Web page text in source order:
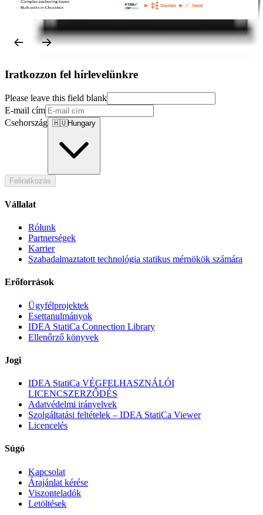
Iratkozzon fel hírlevelünkre
Please leave this field blank
E-mail cím
Csehország 🇭🇺Hungary
Feliratkozás
Vállalat
Rólunk
Partnerségek
Karrier
Szabadalmaztatott technológia statikus mérnökök számára
Erőforrások
Ügyfélprojektek
Esettanulmányok
IDEA StatiCa Connection Library
Ellenőrző könyvek
Jogi
IDEA StatiCa VÉGFELHASZNÁLÓI
LICENCSZERZŐDÉS
Adatvédelmi irányelvek
Szolgáltatási feltételek – IDEA StatiCa Viewer
Licencelés
Súgó
Kapcsolat
Árajánlat kérése
Viszonteladók
Letöltések